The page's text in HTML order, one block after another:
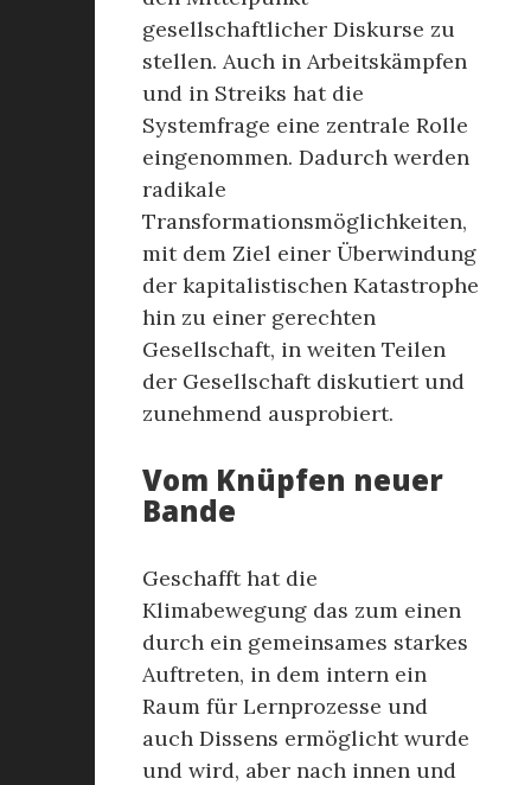
gesellschaftlicher Diskurse zu
stellen. Auch in Arbeitskämpfen
und in Streiks hat die
Systemfrage eine zentrale Rolle
eingenommen. Dadurch werden
radikale
Transformationsmöglichkeiten,
mit dem Ziel einer Überwindung
der kapitalistischen Katastrophe
hin zu einer gerechten
Gesellschaft, in weiten Teilen
der Gesellschaft diskutiert und
zunehmend ausprobiert.
Vom Knüpfen neuer
Bande
Geschafft hat die
Klimabewegung das zum einen
durch ein gemeinsames starkes
Auftreten, in dem intern ein
Raum für Lernprozesse und
auch Dissens ermöglicht wurde
und wird, aber nach innen und